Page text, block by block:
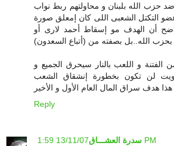
حزب الله بلبنان و محاولتهم ربط نواب
التكتل الشعبى اللى كان إمعلق صورة
واضح أن الهدف مو إسقاط أحمد لارى أو
الفتنة و اللعب بالنار سيحرق الجميع و
لن تكون بخطورة إنشقاق الشعب
هذا هدف سراق المال العام الأول و الأخير
Reply
سدرة العشـــاق 13/11/07 1:59 PM